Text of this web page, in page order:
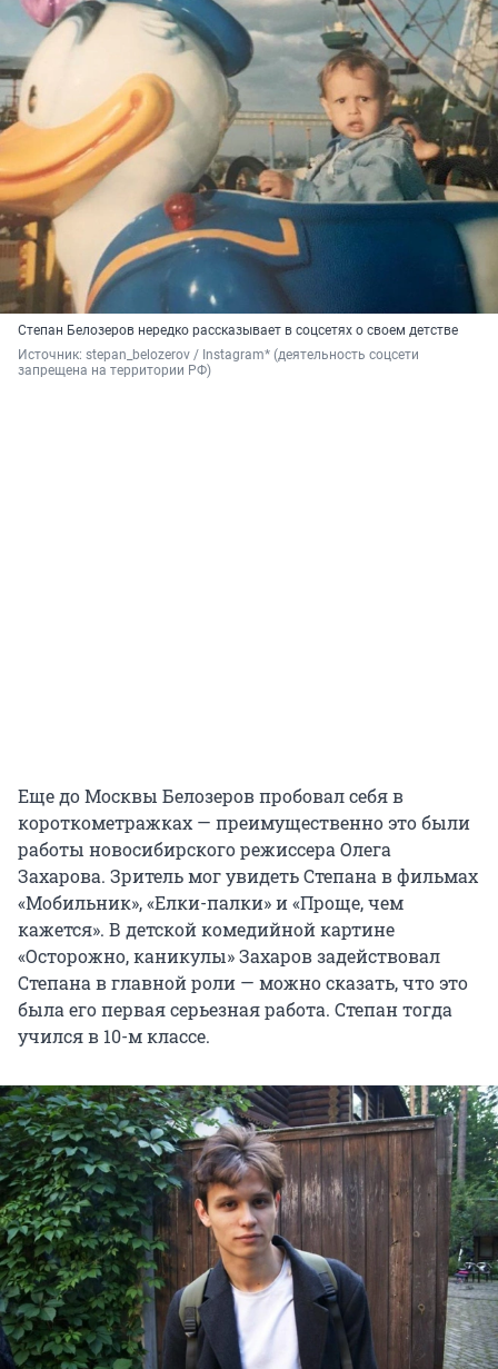
Степан Белозеров нередко рассказывает в соцсетях о своем детстве
Источник: stepan_belozerov / Instagram* (деятельность соцсети
запрещена на территории РФ)
Еще до Москвы Белозеров пробовал себя в
короткометражках — преимущественно это были
работы новосибирского режиссера Олега
Захарова. Зритель мог увидеть Степана в фильмах
«Мобильник», «Елки-палки» и «Проще, чем
кажется». В детской комедийной картине
«Осторожно, каникулы» Захаров задействовал
Степана в главной роли — можно сказать, что это
была его первая серьезная работа. Степан тогда
учился в 10-м классе.